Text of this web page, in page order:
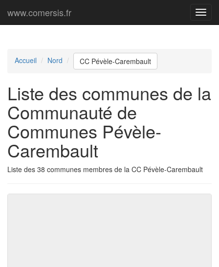
Menu
www.comersis.fr
Accueil Nord CC Pévèle-Carembault
Liste des communes de la
Communauté de
Communes Pévèle-
Carembault
Liste des 38 communes membres de la CC Pévèle-Carembault